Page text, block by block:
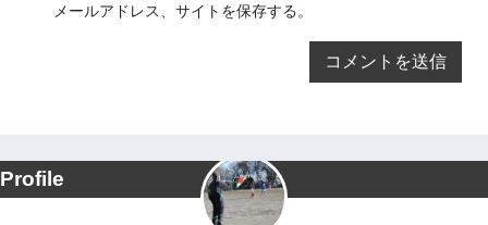
メールアドレス、サイトを保存する。
Profile